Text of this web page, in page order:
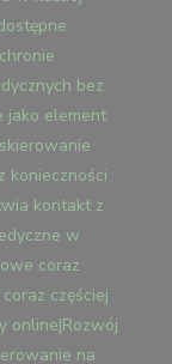
bez
jako element
konieczności
kontakt z
w
coraz
częściej
online|Rozwój
na